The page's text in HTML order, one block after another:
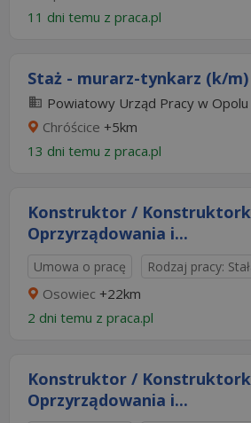
11 dni temu z praca.pl
Staż - murarz-tynkarz (k/m)
Powiatowy Urząd Pracy w Opolu
Chróścice +5km
13 dni temu z praca.pl
Konstruktor /
Oprzyrządowania i...
Umowa o pracę Rodzaj pracy:
Osowiec +22km
2 dni temu z praca.pl
Konstruktor /
Oprzyrządowania i...